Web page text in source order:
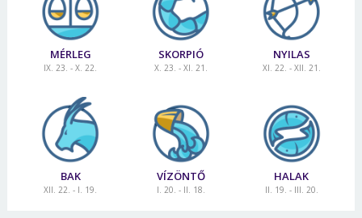
MÉRLEG
IX. 23. - X. 22.
SKORPIÓ
X. 23. - XI. 21.
NYILAS
XI. 22. - XII. 21.
BAK
XII. 22. - I. 19.
VÍZÖNTŐ
I. 20. - II. 18.
HALAK
II. 19. - III. 20.